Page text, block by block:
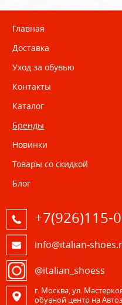
Главная
Доставка
Уход за обувью
Контакты
Каталог
Бренды
Новинки
Товары со скидкой
Блог
+7(926)115-
info@italian-
@italian_shoess
г. Москва, ул.
обувной центр на